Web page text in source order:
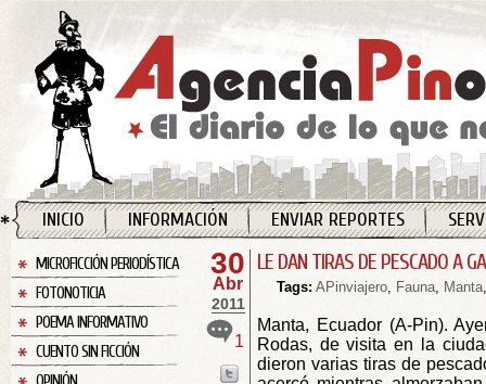
INICIO INFORMACIÓN ENVIAR REPORTES
MICROFICCIÓN PERIODÍSTICA
FOTONOTICIA
POEMA INFORMATIVO
CUENTO SIN FICCIÓN
30
Abr
2011
1
LE DAN TIRAS DE PESCADO A
Tags: APinviajero, Fauna, Manta
Manta, Ecuador (A-Pin).
Rodas, de visita en la
dieron varias tiras de